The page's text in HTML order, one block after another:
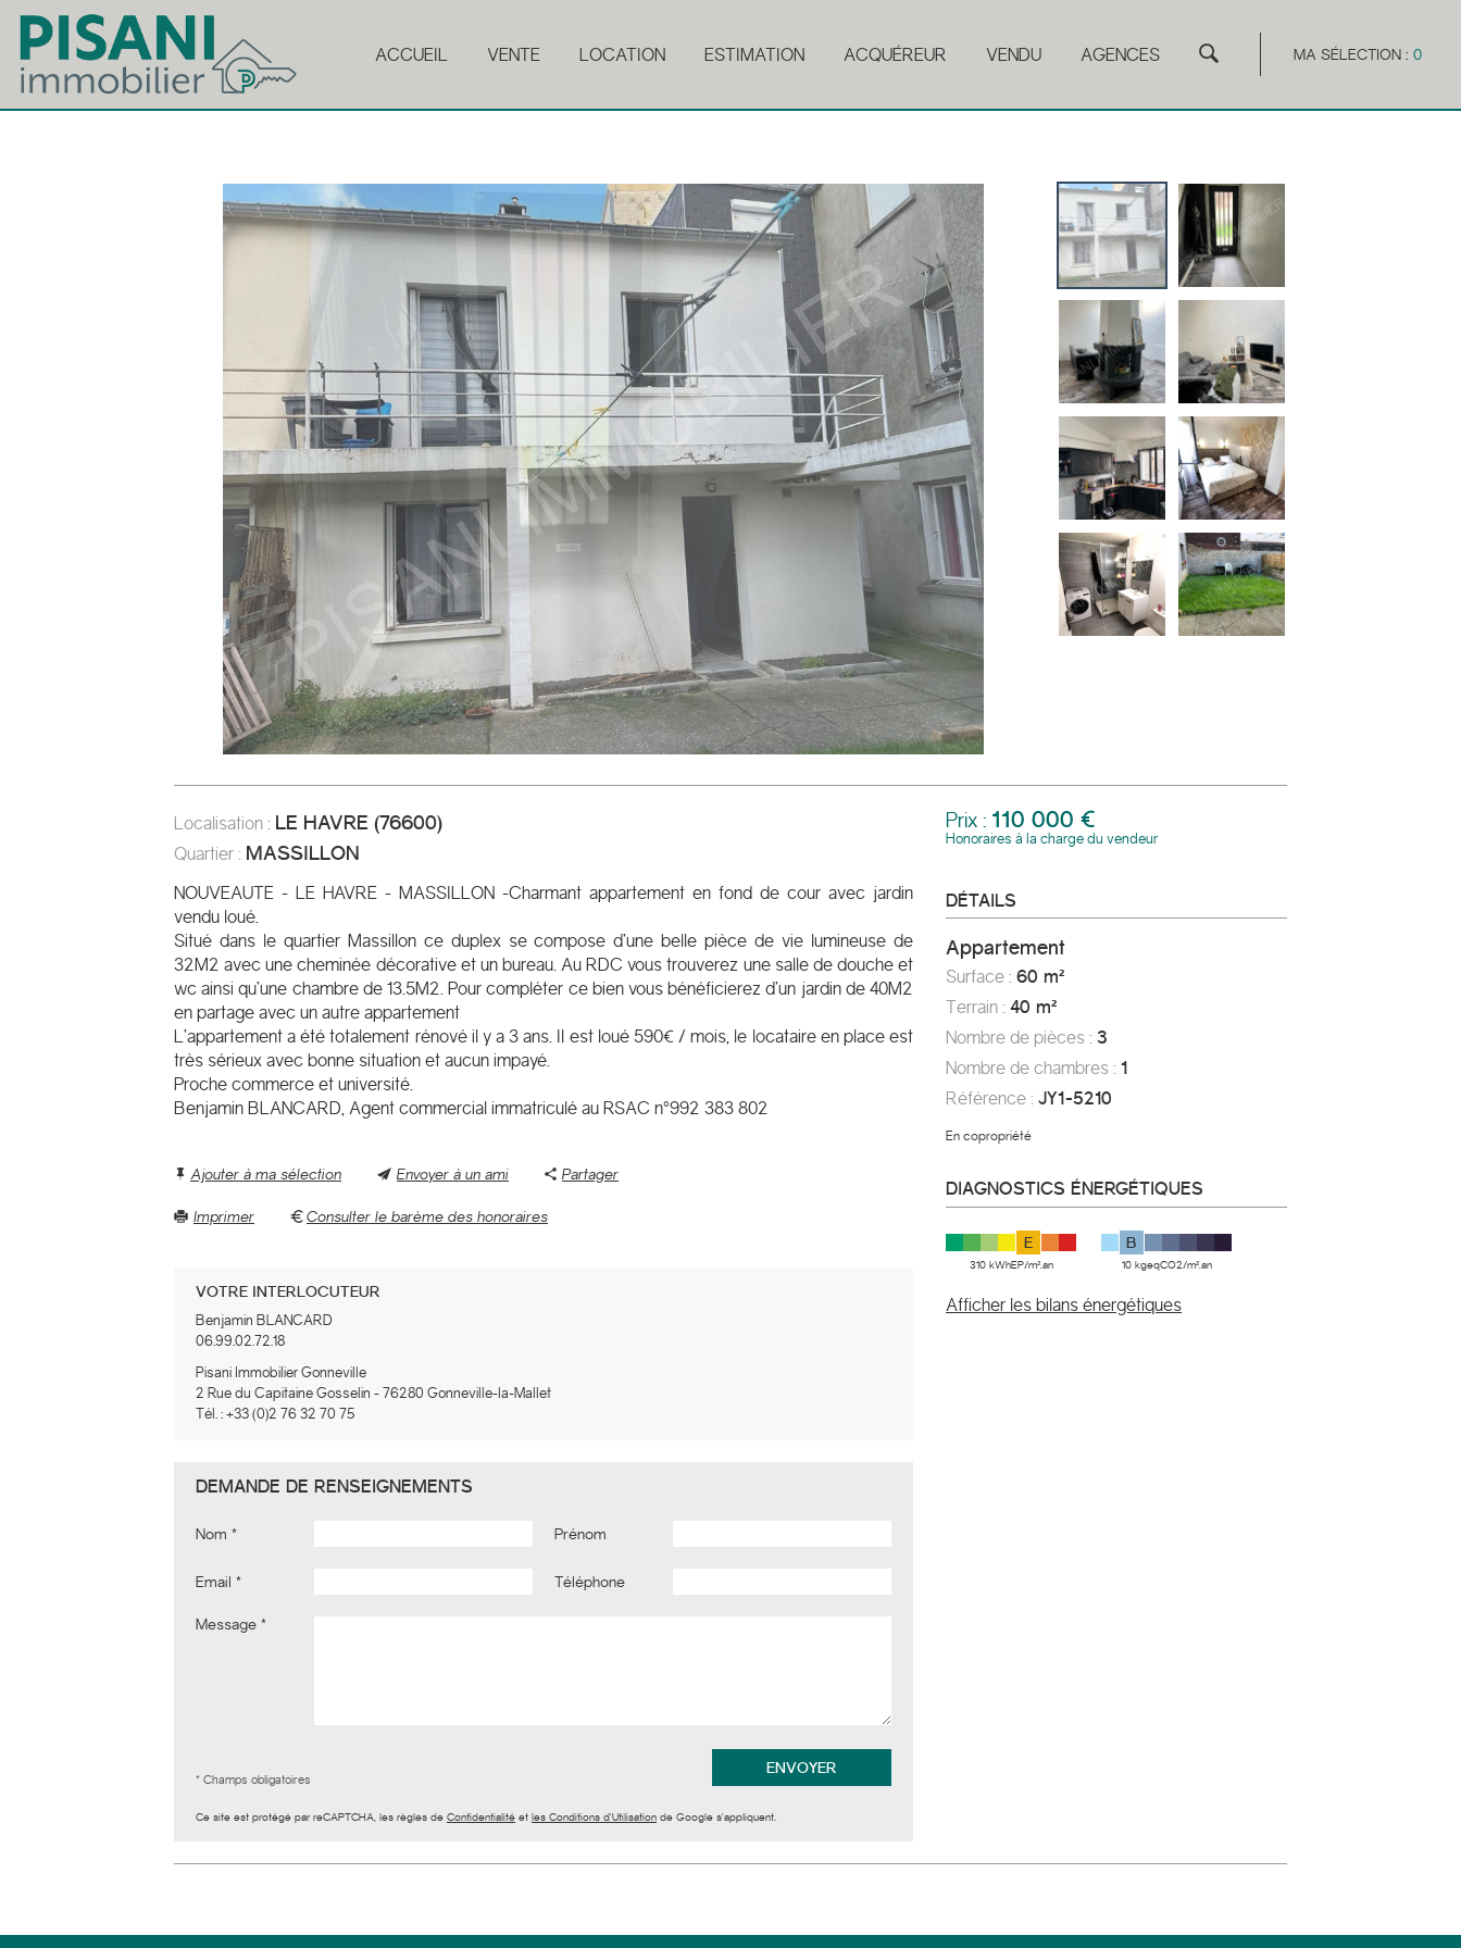
ACCUEIL VENTE LOCATION ESTIMATION ACQUÉREUR VENDU AGENCES MA SÉLECTION : 0
Prix : 110 000 €
Honoraires à la charge du vendeur
DÉTAILS
appartement
Surface : 60 m²
Terrain : 40 m²
Nombre de pièces : 3
Nombre de chambres : 1
Référence : JY1-5210
En copropriété
DIAGNOSTICS ÉNERGÉTIQUES
E
310 kWhEP/m².an
B
10 kgeqCO2/m².an
Afficher les bilans énergétiques
Localisation : LE HAVRE (76600)
Quartier : MASSILLON
NOUVEAUTE - LE HAVRE - MASSILLON -Charmant appartement en fond de cour avec jardin
vendu loué.
Situé dans le quartier Massillon ce duplex se compose d’une belle pièce de vie lumineuse de
32M2 avec une cheminée décorative et un bureau. Au RDC vous trouverez une salle de douche et
wc ainsi qu’une chambre de 13.5M2. Pour compléter ce bien vous bénéficierez d’un jardin de 40M2
en partage avec un autre appartement
L’appartement a été totalement rénové il y a 3 ans. Il est loué 590€ / mois, le locataire en place est
très sérieux avec bonne situation et aucun impayé.
Proche commerce et université.
Benjamin BLANCARD, Agent commercial immatriculé au RSAC n°992 383 802
Ajouter à ma sélection Envoyer à un ami Partager
Imprimer Consulter le barème des honoraires
VOTRE INTERLOCUTEUR
Benjamin BLANCARD
06.99.02.72.18
Pisani Immobilier Gonneville
2 Rue du Capitaine Gosselin - 76280 Gonneville-la-Mallet
Tél. : +33 (0)2 76 32 70 75
DEMANDE DE RENSEIGNEMENTS
Nom
Email
Prénom
Téléphone
Message
* Champs obligatoires
Ce site est protégé par reCAPTCHA, les règles de Confidentialité et les Conditions d'Utilisation de Google s'appliquent.